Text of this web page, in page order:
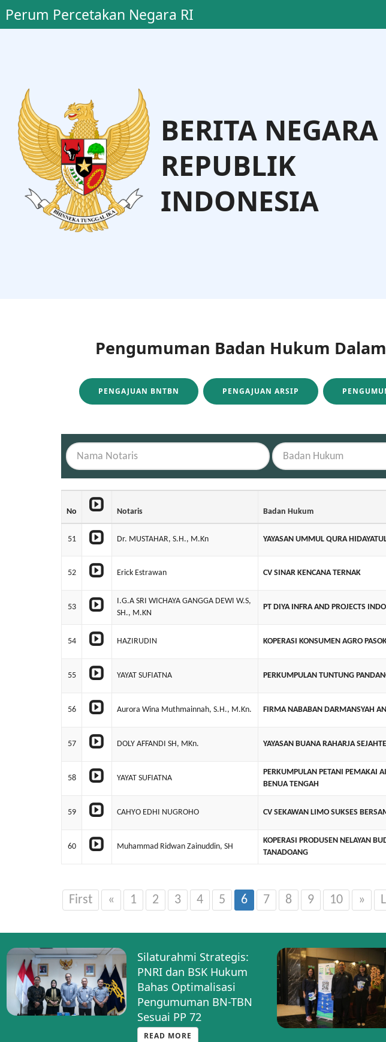
Perum Percetakan Negara RI
BERITA NEGARA
REPUBLIK
INDONESIA
S.H., M.H.
Pengumuman Badan Hukum
PENGAJUAN BNTBN PENGAJUAN ARSIP
No Notaris Badan Hukum
51 Dr. MUSTAHAR, S.H., M.Kn YAYASAN UMMUL QURA
52 Erick Estrawan CV SINAR KENCANA TERNAK
53
I.G.A SRI WICHAYA GANGGA DEWI W.S,
SH., M.KN
PT DIYA INFRA AND PROJECTS
54 HAZIRUDIN KOPERASI KONSUMEN AGRO
55 YAYAT SUFIATNA PERKUMPULAN TUNTUNG
56 Aurora Wina Muthmainnah, S.H., M.Kn. FIRMA NABABAN DARMANSYAH
57 DOLY AFFANDI SH, MKn. YAYASAN BUANA RAHARJA
58 YAYAT SUFIATNA
PERKUMPULAN PETANI PEMAKAI
BENUA TENGAH
59 CAHYO EDHI NUGROHO CV SEKAWAN LIMO SUKSES
60 Muhammad Ridwan Zainuddin, SH
KOPERASI PRODUSEN NELAYAN
TANADOANG
First « 1 2 3 4 5 6 7 8 9 10 »
Silaturahmi Strategis:
PNRI dan BSK Hukum
Bahas Optimalisasi
Pengumuman BN-TBN
Sesuai PP 72
READ MORE